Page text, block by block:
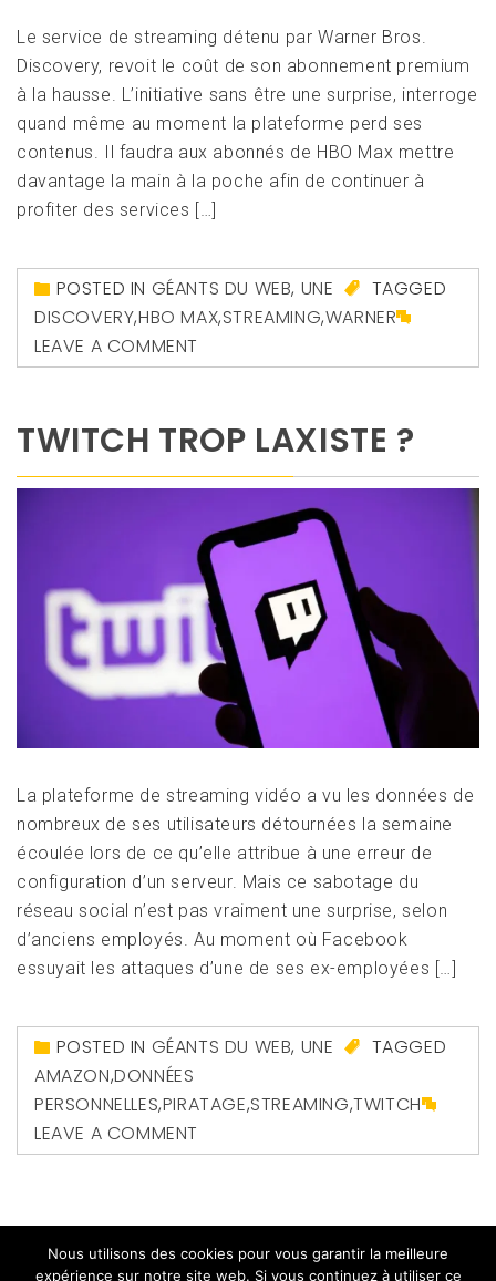
Le service de streaming détenu par Warner Bros.
Discovery, revoit le coût de son abonnement premium
à la hausse. L’initiative sans être une surprise, interroge
quand même au moment la plateforme perd ses
contenus. Il faudra aux abonnés de HBO Max mettre
davantage la main à la poche afin de continuer à
profiter des services […]
POSTED IN GÉANTS DU WEB, UNE
TAGGED
DISCOVERY,HBO MAX,STREAMING,WARNER
LEAVE A COMMENT
TWITCH TROP LAXISTE ?
La plateforme de streaming vidéo a vu les données de
nombreux de ses utilisateurs détournées la semaine
écoulée lors de ce qu’elle attribue à une erreur de
configuration d’un serveur. Mais ce sabotage du
réseau social n’est pas vraiment une surprise, selon
d’anciens employés. Au moment où Facebook
essuyait les attaques d’une de ses ex-employées […]
POSTED IN GÉANTS DU WEB, UNE
TAGGED
AMAZON,DONNÉES
PERSONNELLES,PIRATAGE,STREAMING,TWITCH
LEAVE A COMMENT
Nous utilisons des cookies pour vous garantir la meilleure
expérience sur notre site web. Si vous continuez à utiliser ce